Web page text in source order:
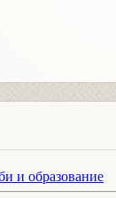
и образование